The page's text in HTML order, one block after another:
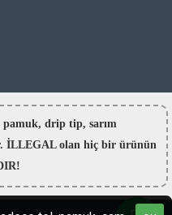
pamuk, drip tip, sarım
İLLEGAL olan hiç bir ürünün